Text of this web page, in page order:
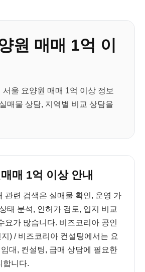
원 매매 1억 이
서울 요양원 매매 1억 이상 정보
매물 상담, 지역별 비교 상담을
매 1억 이상 안내
관련 검색은 실매물 확인, 운영 가
태 분석, 인허가 검토, 입지 비교
요가 많습니다. 비즈코리아 공인
) / 비즈코리아 컨설팅에서는 요
대, 컨설팅, 급매 상담에 필요한
합니다.